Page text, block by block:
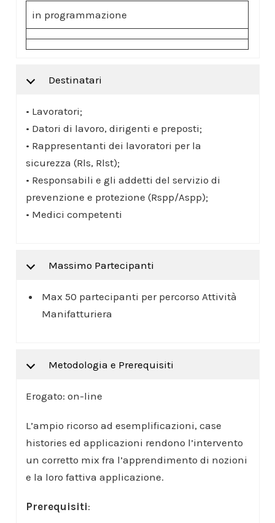
in programmazione
Destinatari
• Lavoratori;
• Datori di lavoro, dirigenti e preposti;
• Rappresentanti dei lavoratori per la
sicurezza (Rls, Rlst);
• Responsabili e gli addetti del servizio di
prevenzione e protezione (Rspp/Aspp);
• Medici competenti
Massimo Partecipanti
Max 50 partecipanti per percorso Attività
Manifatturiera
Metodologia e Prerequisiti
Erogato: on-line
L’ampio ricorso ad esemplificazioni, case
histories ed applicazioni rendono l’intervento
un corretto mix fra l’apprendimento di nozioni
e la loro fattiva applicazione.
Prerequisiti: